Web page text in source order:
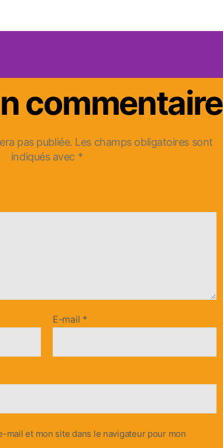
commentaire
pas publiée. Les champs obligatoires sont
indiqués avec *
E-mail *
mail et mon site dans le navigateur pour mon